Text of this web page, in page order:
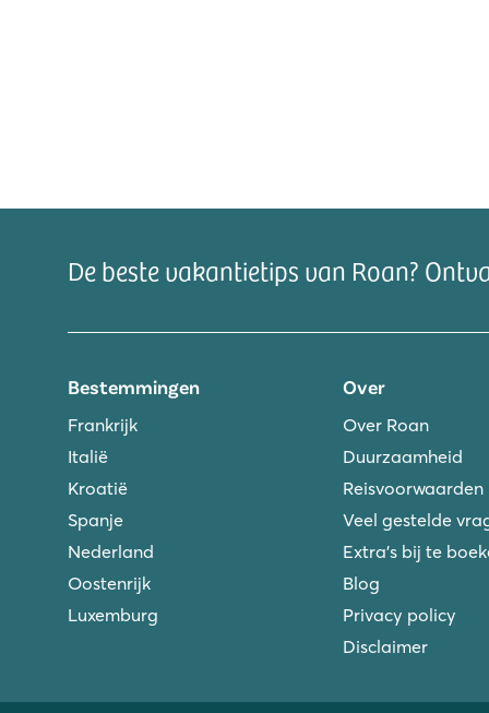
De beste vakantietips van Roan?
Bestemmingen
Frankrijk
Italië
Kroatië
Spanje
Nederland
Oostenrijk
Luxemburg
Over
Over Roan
Duurzaamheid
Reisvoorwaarden
Veel gestelde
Extra's bij te
Blog
Privacy policy
Disclaimer